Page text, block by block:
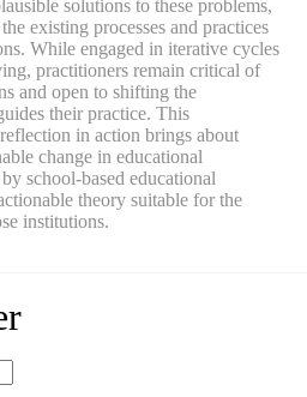
solutions to these problems,
existing processes and practices
While engaged in iterative cycles
practitioners remain critical of
and open to shifting the
their practice. This
in action brings about
change in educational
school-based educational
theory suitable for the
institutions.